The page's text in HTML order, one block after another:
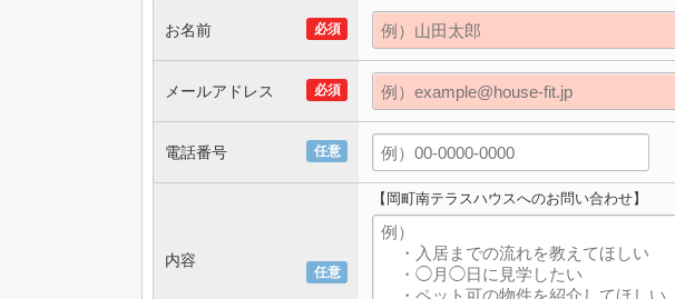
必須
お名前
必須
メールアドレス
任意
電話番号
任意
内容
【岡町南テラスハウスへのお問い合わせ】